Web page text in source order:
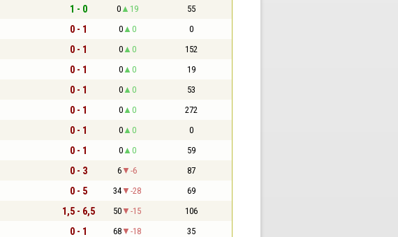
1 - 0 0 19 55
0 - 1 0 0 0
0 - 1 0 0 152
0 - 1 0 0 19
0 - 1 0 0 53
0 - 1 0 0 272
0 - 1 0 0 0
0 - 1 0 0 59
0 - 3 6 -6 87
0 - 5 34 -28 69
1,5 - 6,5 50 -15 106
0 - 1 68 -18 35